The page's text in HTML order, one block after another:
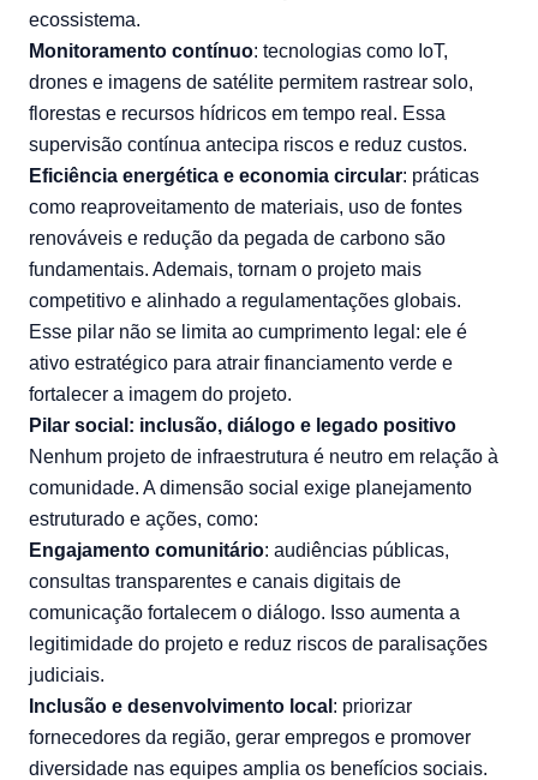
ecossistema.
Monitoramento contínuo: tecnologias como IoT,
drones e imagens de satélite permitem rastrear solo,
florestas e recursos hídricos em tempo real. Essa
supervisão contínua antecipa riscos e reduz custos.
Eficiência energética e economia circular: práticas
como reaproveitamento de materiais, uso de fontes
renováveis e redução da pegada de carbono são
fundamentais. Ademais, tornam o projeto mais
competitivo e alinhado a regulamentações globais.
Esse pilar não se limita ao cumprimento legal: ele é
ativo estratégico para atrair financiamento verde e
fortalecer a imagem do projeto.
Pilar social: inclusão, diálogo e legado positivo
Nenhum projeto de infraestrutura é neutro em relação à
comunidade. A dimensão social exige planejamento
estruturado e ações, como:
Engajamento comunitário: audiências públicas,
consultas transparentes e canais digitais de
comunicação fortalecem o diálogo. Isso aumenta a
legitimidade do projeto e reduz riscos de paralisações
judiciais.
Inclusão e desenvolvimento local : priorizar
fornecedores da região, gerar empregos e promover
diversidade nas equipes amplia os benefícios sociais.